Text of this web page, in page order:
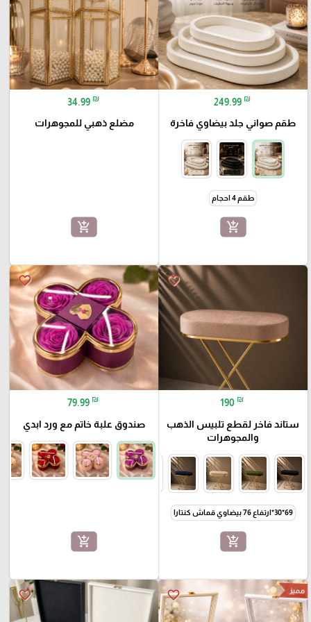
249.99 ₪
طقم صواني جلد بيضاوي فاخرة
طقم 4 احجام
add_shopping_cart
34.99 ₪
مضلع ذهبي للمجوهرات
add_shopping_cart
favorite_border
190 ₪
ستاند فاخر لقطع تلبيس الذهب
والمجوهرات
69*30*ارتفاع 76 بيضاوي قماش كنتارا
add_shopping_cart
favorite_border
79.99 ₪
صندوق علبة خاتم مع ورد ابدي
add_shopping_cart
favorite_border مميز favorite_border